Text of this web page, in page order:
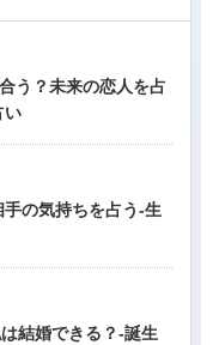
う？未来の恋人を占
い
の気持ちを占う-生
結婚できる？-誕生